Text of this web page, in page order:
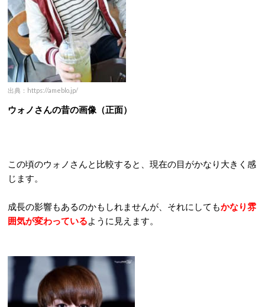
出典：https://ameblo.jp/
ウォノさんの昔の画像（正面）
この頃のウォノさんと比較すると、現在の目がかなり大きく感
じます。
成長の影響もあるのかもしれませんが、それにしてもかなり雰
囲気が変わっているように見えます。